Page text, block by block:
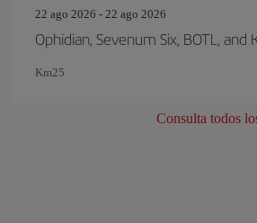
22 ago 2026 - 22 ago 2026
Ophidian, Sevenum Six, BOTL, and
Km25
Consulta todos